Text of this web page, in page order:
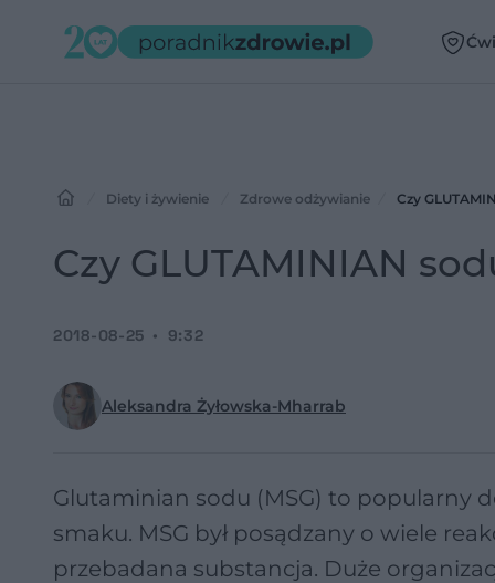
Diety i żywienie Zdrowe odżywianie Czy
Czy GLUTAMINIAN
Aleksandra Żyłowska-Mharrab
2018-08-25 9:32
Glutaminian sodu (MSG) to popularny
smaku. MSG był posądzany o wiele
przebadana substancja. Duże